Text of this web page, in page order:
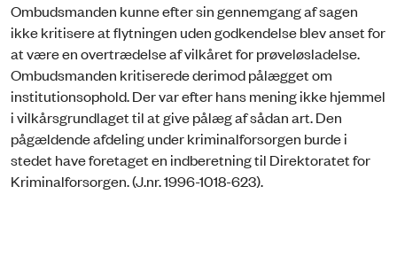
Ombudsmanden kunne efter sin gennemgang af sagen
ikke kritisere at flytningen uden godkendelse blev anset for
at være en overtrædelse af vilkåret for prøveløsladelse.
Ombudsmanden kritiserede derimod pålægget om
institutionsophold. Der var efter hans mening ikke hjemmel
i vilkårsgrundlaget til at give pålæg af sådan art. Den
pågældende afdeling under kriminalforsorgen burde i
stedet have foretaget en indberetning til Direktoratet for
Kriminalforsorgen. (J.nr. 1996-1018-623).